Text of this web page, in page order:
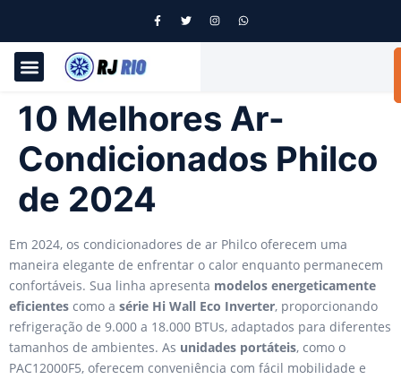
10 Melhores Ar-
Condicionados Philco
de 2024
Em 2024, os condicionadores de ar Philco oferecem uma
maneira elegante de enfrentar o calor enquanto permanecem
confortáveis. Sua linha apresenta modelos energeticamente
eficientes como a série Hi Wall Eco Inverter, proporcionando
refrigeração de 9.000 a 18.000 BTUs, adaptados para diferentes
tamanhos de ambientes. As unidades portáteis, como o
PAC12000F5, oferecem conveniência com fácil mobilidade e